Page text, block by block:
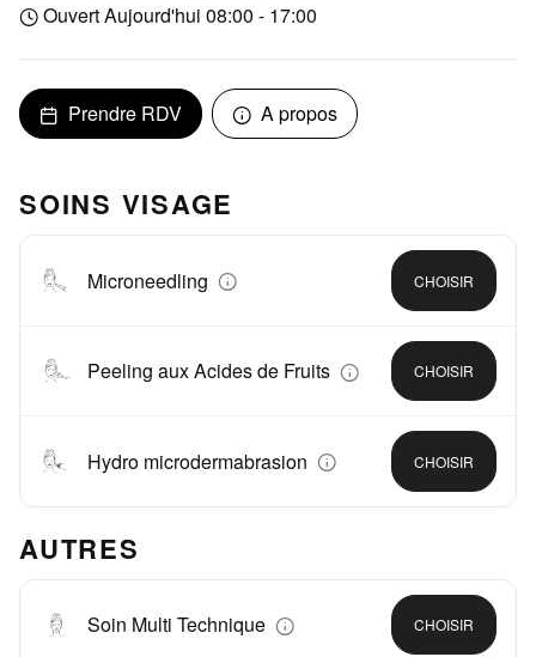
Ouvert Aujourd'hui 08:00 - 17:00
Prendre RDV A propos
SOINS VISAGE
Microneedling CHOISIR
Peeling aux Acides de Fruits CHOISIR
Hydro microdermabrasion CHOISIR
AUTRES
Soin Multi Technique CHOISIR